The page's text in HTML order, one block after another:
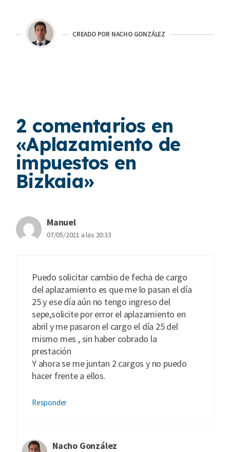
CREADO POR NACHO GONZÁLEZ
2 comentarios en
«Aplazamiento de
impuestos en
Bizkaia»
Manuel
07/05/2021 a las 20:33
Puedo solicitar cambio de fecha de cargo
del aplazamiento es que me lo pasan el día
25 y ese día aún no tengo ingreso del
sepe,solicite por error el aplazamiento en
abril y me pasaron el cargo el día 25 del
mismo mes , sin haber cobrado la
prestación
Y ahora se me juntan 2 cargos y no puedo
hacer frente a ellos.
Responder
Nacho González